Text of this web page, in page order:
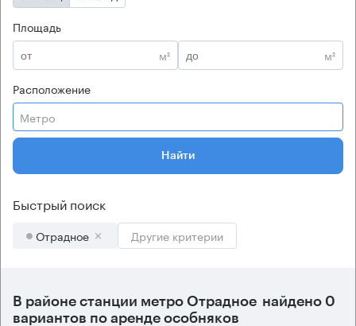
Площадь
м²
м²
Расположение
Метро
Найти
Быстрый поиск
Отрадное Другие критерии
В районе станции метро Отрадное найдено 0
вариантов по аренде особняков